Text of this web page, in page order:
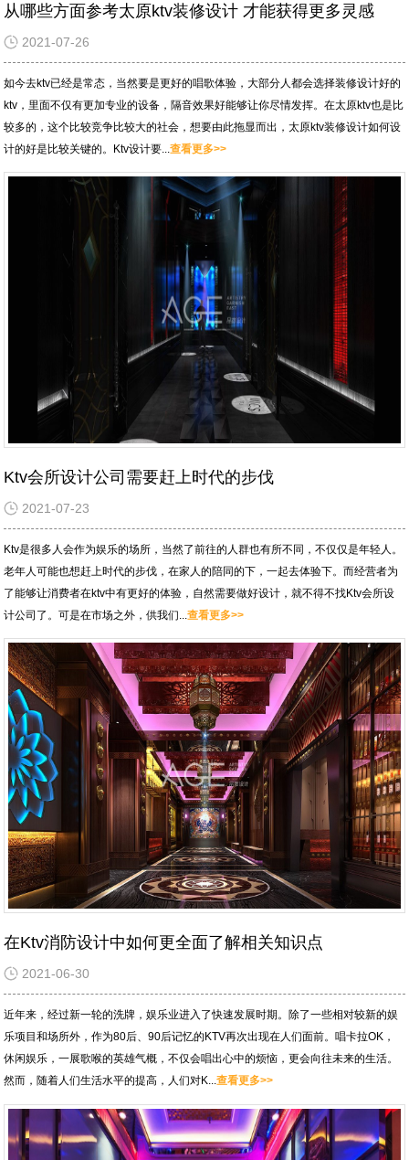
从哪些方面参考太原ktv装修设计 才能获得更多灵感
2021-07-26
如今去ktv已经是常态，当然要是更好的唱歌体验，大部分人都会选择装修设计好的
ktv，里面不仅有更加专业的设备，隔音效果好能够让你尽情发挥。在太原ktv也是比
较多的，这个比较竞争比较大的社会，想要由此拖显而出，太原ktv装修设计如何设
计的好是比较关键的。Ktv设计要...查看更多>>
Ktv会所设计公司需要赶上时代的步伐
2021-07-23
Ktv是很多人会作为娱乐的场所，当然了前往的人群也有所不同，不仅仅是年轻人。
老年人可能也想赶上时代的步伐，在家人的陪同的下，一起去体验下。而经营者为
了能够让消费者在ktv中有更好的体验，自然需要做好设计，就不得不找Ktv会所设
计公司了。可是在市场之外，供我们...查看更多>>
在Ktv消防设计中如何更全面了解相关知识点
2021-06-30
近年来，经过新一轮的洗牌，娱乐业进入了快速发展时期。除了一些相对较新的娱
乐项目和场所外，作为80后、90后记忆的KTV再次出现在人们面前。唱卡拉OK，
休闲娱乐，一展歌喉的英雄气概，不仅会唱出心中的烦恼，更会向往未来的生活。
然而，随着人们生活水平的提高，人们对K...查看更多>>